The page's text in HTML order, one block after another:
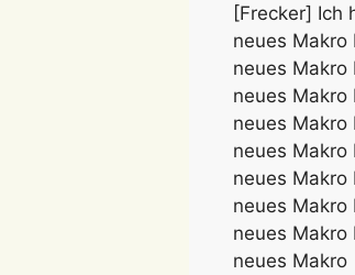
[Frecker] Ich
neues Makro
neues Makro
neues Makro
neues Makro
neues Makro
neues Makro
neues Makro
neues Makro
neues Makro